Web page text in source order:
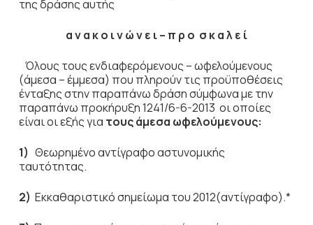
της δράσης αυτής
α ν α κ ο ι ν ώ ν ε ι – π ρ ο σ κ α λ ε ί
Όλους τους ενδιαφερόμενους – ωφελούμενους
(άμεσα – έμμεσα) που πληρούν τις προϋποθέσεις
ένταξης στην παραπάνω δράση σύμφωνα με την
παραπάνω προκήρυξη 1241/6-6-2013 οι οποίες
είναι οι εξής για τους άμεσα ωφελούμενους:
1) Θεωρημένο αντίγραφο αστυνομικής
ταυτότητας.
2) Εκκαθαριστικό σημείωμα του 2012(αντίγραφο).*